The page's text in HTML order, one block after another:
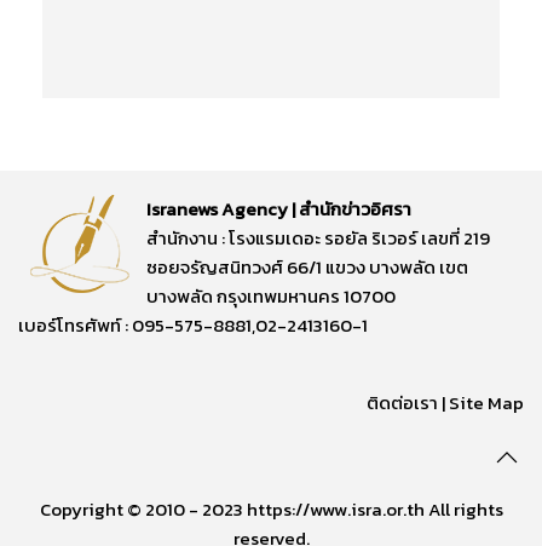
Isranews Agency | สำนักข่าวอิศรา
สำนักงาน : โรงแรมเดอะ รอยัล ริเวอร์ เลขที่ 219
ซอยจรัญสนิทวงศ์ 66/1 แขวง บางพลัด เขต
บางพลัด กรุงเทพมหานคร 10700
เบอร์โทรศัพท์ : 095-575-8881,02-2413160-1
ติดต่อเรา |Site Map
Copyright © 2010 - 2023 https://www.isra.or.th All rights
reserved.